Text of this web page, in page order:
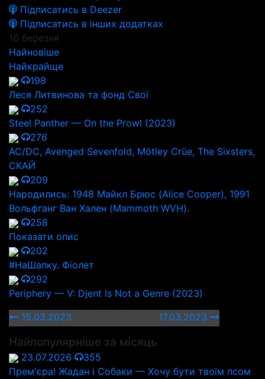
Підписатись в Deezer
Підписатись в інших додатках
16 березня
Найновіше
Найкрайще
198
Леся Литвинова та фонд Свої
252
Steel Panther — On the Prowl (2023)
276
AC/DC, Avenged Sevenfold, Mötley Crüe, The Sixsters,
СКАЙ
209
Народились: 1948 Майкл Брюс (Alice Cooper), 1991
Вольфганг Ван Хален (Mammoth WVH).
258
Показати опис
202
#НаШапку. Фіолет
292
Periphery — V: Djent Is Not a Genre (2023)
15.03.2023
17.03.2023
Найпопулярніше за місяць
23.07.2026
355
Прем'єра! Жадан і Собаки — Хочу бути твоїм псом